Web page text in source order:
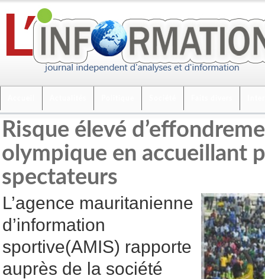
Risque élevé
olympique en accueillant
spectateurs
L’agence mauritanienne
d’information
sportive(AMIS) rapporte
auprès de la société